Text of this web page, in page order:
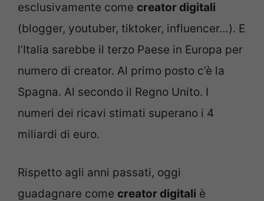
esclusivamente come creator digitali
(blogger, youtuber, tiktoker, influencer…). E
l’Italia sarebbe il terzo Paese in Europa per
numero di creator. Al primo posto c’è la
Spagna. Al secondo il Regno Unito. I
numeri dei ricavi stimati superano i 4
miliardi di euro.
Rispetto agli anni passati, oggi
guadagnare come creator digitali è